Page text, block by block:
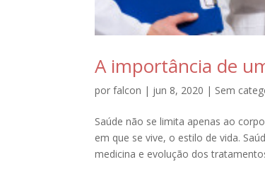
A importância de
porfalcon | jun 8, 2020 | Sem
Saúde não se limita apenas ao
em que se vive, o estilo de vida.
medicina e evolução dos